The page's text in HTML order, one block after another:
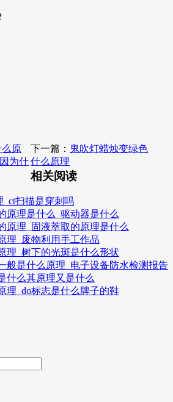
么原
为什
下一篇： 鬼吹灯蜡烛变绿色
什么原理
相关阅读
_ct扫描是穿刺吗
原理是什么_驱动器是什么
原理_固液萃取的原理是什么
理_废物利用手工作品
理_树下的光斑是什么形状
般是什么原理_电子设备防水检测报告
什么其原理又是什么
理_do标志是什么牌子的鞋